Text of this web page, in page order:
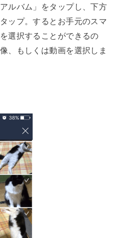
ルバム」をタップし、下方
ップ。するとお手元のスマ
選択することができるの
、もしくは動画を選択しま